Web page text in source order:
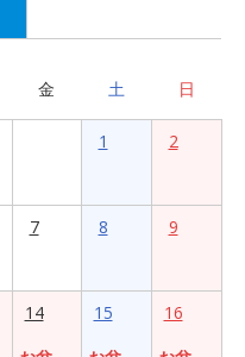
金 土 日
1 2
7 8 9
14
15
16